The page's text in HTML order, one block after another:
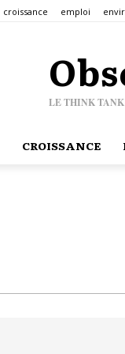
croissance emploi
LE THINK TANK
CROISSANCE